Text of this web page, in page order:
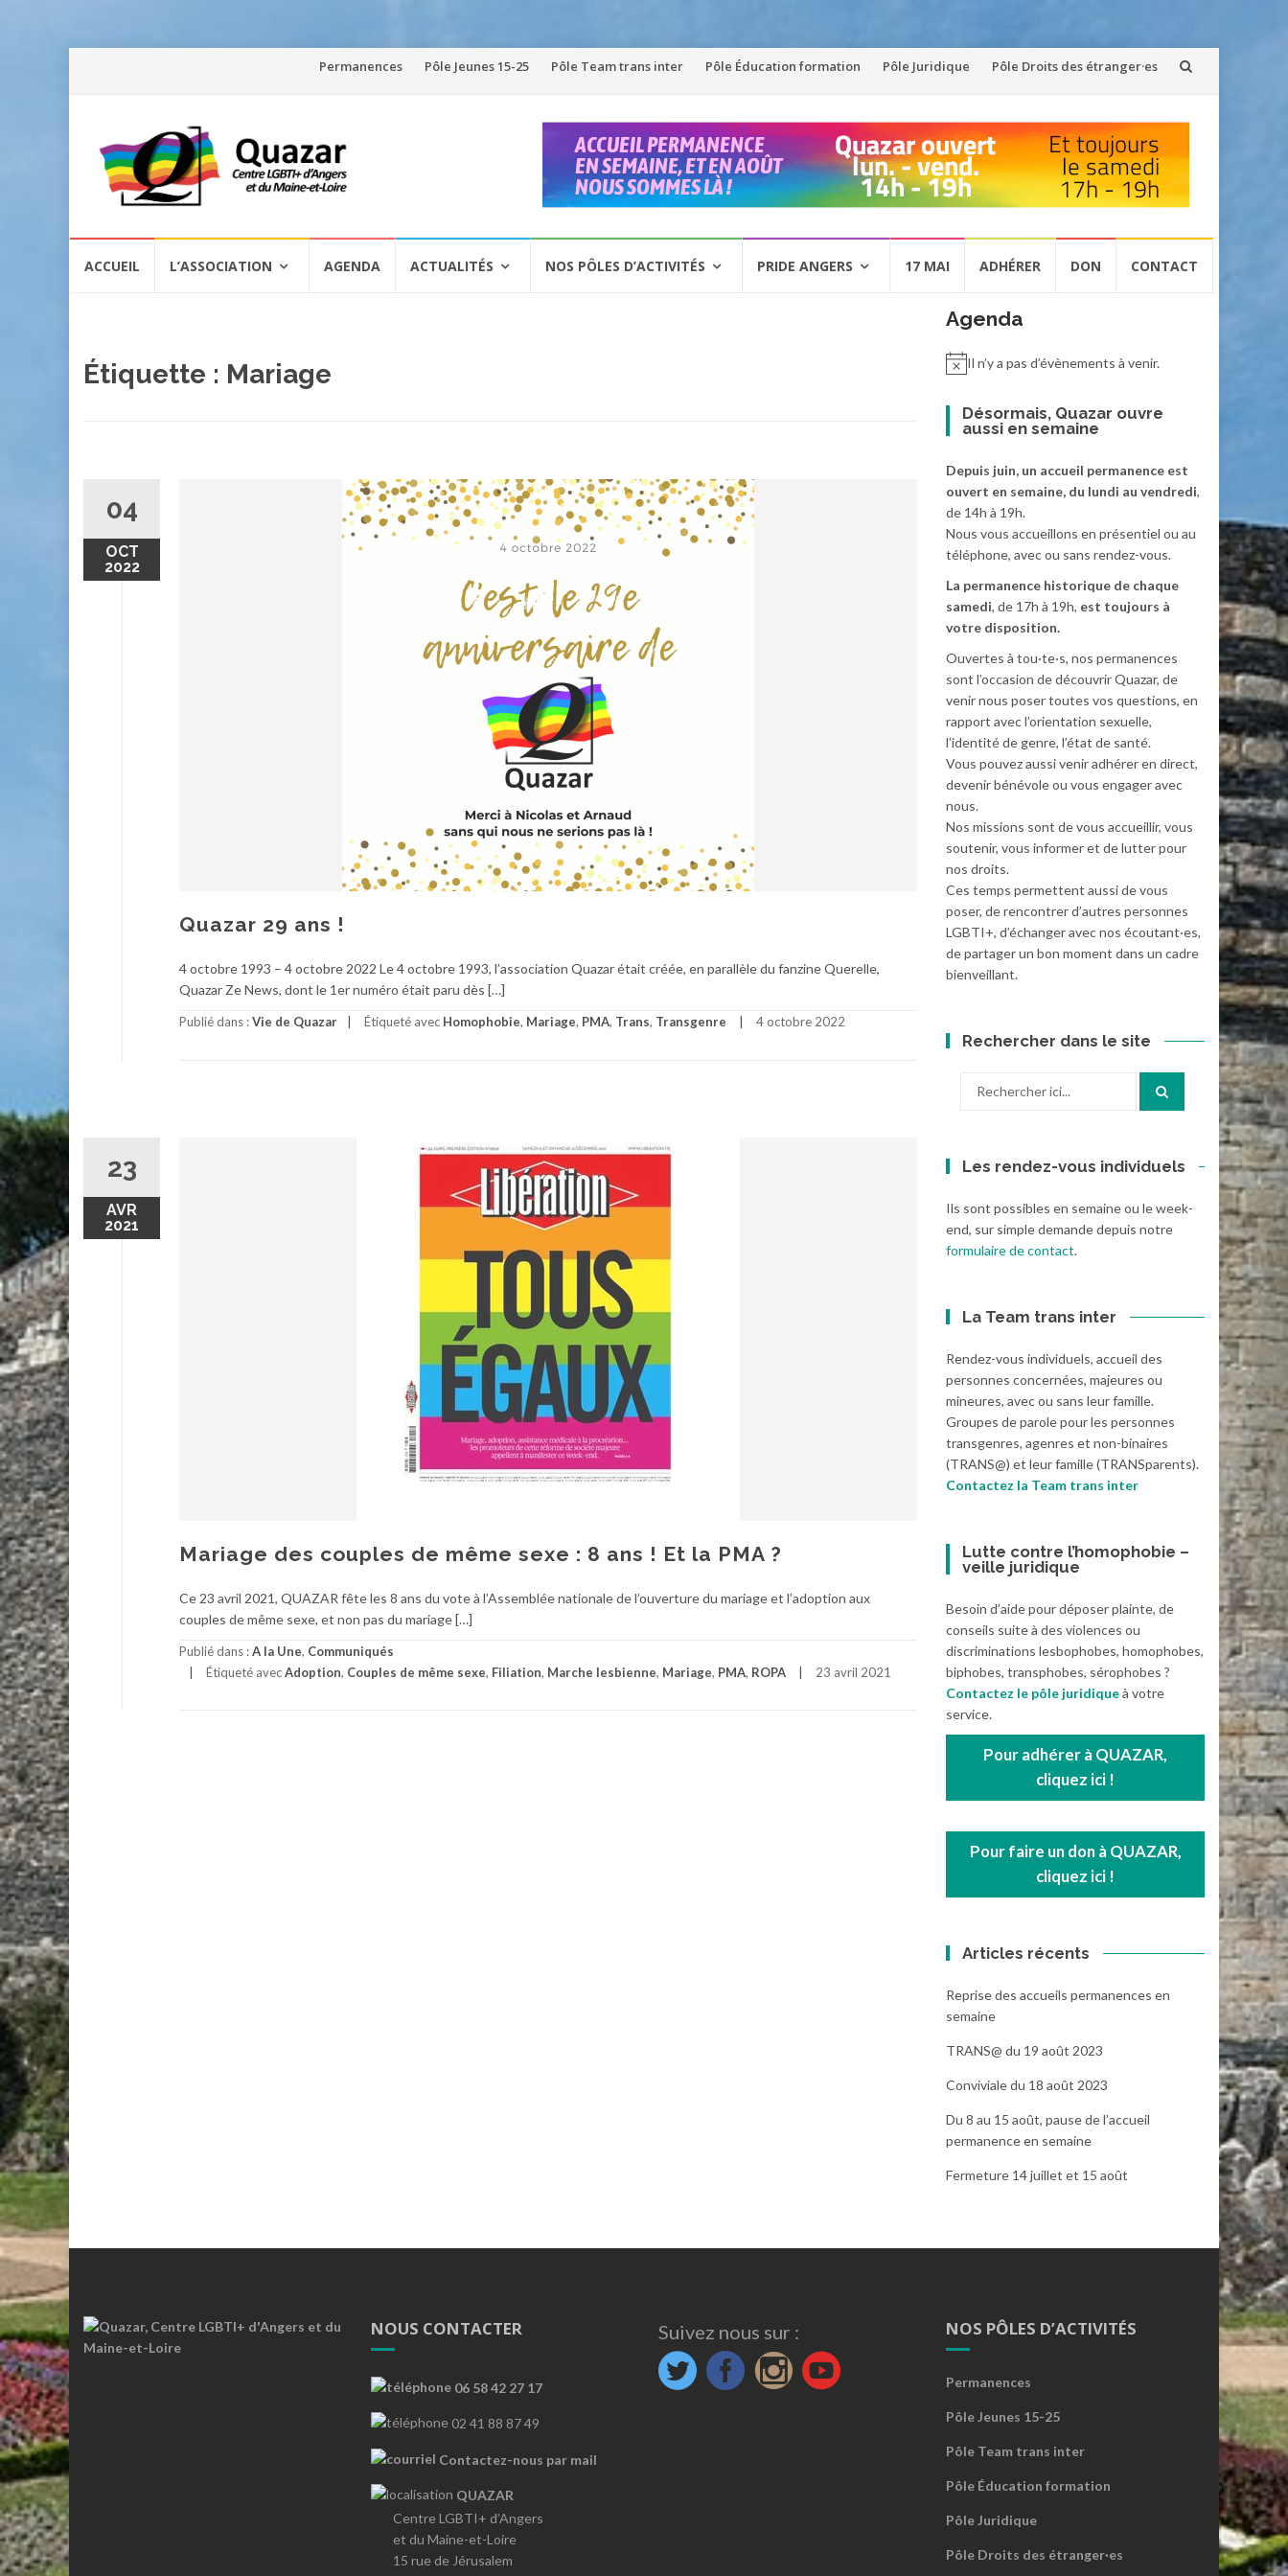
Aller
Permanences Pôle Jeunes 15-25 Pôle Team trans inter Pôle Éducation formation Pôle Juridique Pôle Droits des étranger·es
ACCUEIL L’ASSOCIATION AGENDA ACTUALITÉS NOS PÔLES D’ACTIVITÉS PRIDE ANGERS 17 MAI ADHÉRER DON CONTACT
Étiquette : Mariage
04
OCT
2022
Quazar 29 ans !
4 octobre 1993 – 4 octobre 2022 Le 4 octobre 1993, l’association Quazar était créée, en parallèle du fanzine Querelle,
Quazar Ze News, dont le 1er numéro était paru dès […]
Publié dans :Vie de Quazar Étiqueté avec Homophobie, Mariage, PMA, Trans, Transgenre 4 octobre 2022
23
AVR
2021
Mariage des couples de même sexe : 8 ans ! Et la PMA ?
Ce 23 avril 2021, QUAZAR fête les 8 ans du vote à l’Assemblée nationale de l’ouverture du mariage et l’adoption aux
couples de même sexe, et non pas du mariage […]
Publié dans :A la Une, Communiqués
Étiqueté avecAdoption, Couples de même sexe, Filiation, Marche lesbienne, Mariage, PMA, ROPA 23 avril 2021
Agenda
Il n’y a pas d’évènements à venir.
Désormais, Quazar ouvre
aussi en semaine
Depuis juin, un accueil permanence est
ouvert en semaine, du lundi au vendredi,
de 14h à 19h.
Nous vous accueillons en présentiel ou au
téléphone, avec ou sans rendez-vous.
La permanence historique de chaque
samedi, de 17h à 19h, est toujours à
votre disposition.
Ouvertes à tou·te·s, nos permanences
sont l’occasion de découvrir Quazar, de
venir nous poser toutes vos questions, en
rapport avec l’orientation sexuelle,
l’identité de genre, l’état de santé.
Vous pouvez aussi venir adhérer en direct,
devenir bénévole ou vous engager avec
nous.
Nos missions sont de vous accueillir, vous
soutenir, vous informer et de lutter pour
nos droits.
Ces temps permettent aussi de vous
poser, de rencontrer d’autres personnes
LGBTI+, d’échanger avec nos écoutant·es,
de partager un bon moment dans un cadre
bienveillant.
Rechercher dans le site
Les rendez-vous individuels
Ils sont possibles en semaine ou le week-
end, sur simple demande depuis notre
formulaire de contact.
La Team trans inter
Rendez-vous individuels, accueil des
personnes concernées, majeures ou
mineures, avec ou sans leur famille.
Groupes de parole pour les personnes
transgenres, agenres et non-binaires
(TRANS@) et leur famille (TRANSparents).
Contactez la Team trans inter
Lutte contre l’homophobie –
veille juridique
Besoin d’aide pour déposer plainte, de
conseils suite à des violences ou
discriminations lesbophobes, homophobes,
biphobes, transphobes, sérophobes ?
Contactez le pôle juridiqueà votre
service.
Pour adhérer à QUAZAR,
cliquez ici !
Pour faire un don à QUAZAR,
cliquez ici !
Articles récents
Reprise des accueils permanences en
semaine
TRANS@ du 19 août 2023
Conviviale du 18 août 2023
Du 8 au 15 août, pause de l’accueil
permanence en semaine
Fermeture 14 juillet et 15 août
NOUS CONTACTER
06 58 42 27 17
02 41 88 87 49
Contactez-nous par mail
QUAZAR
Centre LGBTI+ d’Angers
et du Maine-et-Loire
15 rue de Jérusalem
Suivez nous sur : NOS PÔLES D’ACTIVITÉS
Permanences
Pôle Jeunes 15-25
Pôle Team trans inter
Pôle Éducation formation
Pôle Juridique
Pôle Droits des étranger·es